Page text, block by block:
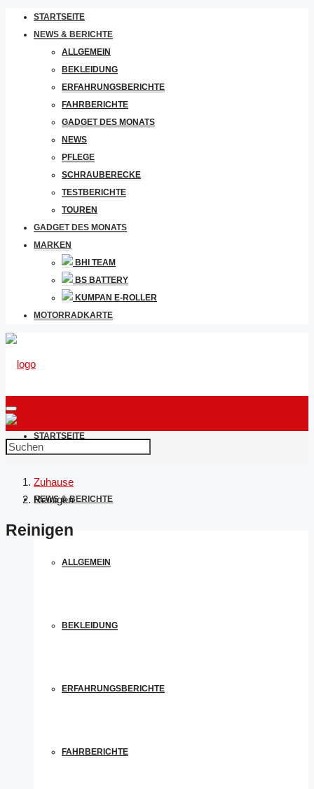
STARTSEITE
NEWS & BERICHTE
ALLGEMEIN
BEKLEIDUNG
ERFAHRUNGSBERICHTE
FAHRBERICHTE
GADGET DES MONATS
NEWS
PFLEGE
SCHRAUBERECKE
TESTBERICHTE
TOUREN
GADGET DES MONATS
MARKEN
BHI TEAM
BS BATTERY
KUMPAN E-ROLLER
MOTORRADKARTE
STARTSEITE
NEWS & BERICHTE
ALLGEMEIN
BEKLEIDUNG
ERFAHRUNGSBERICHTE
FAHRBERICHTE
Zuhause
Reinigen
Reinigen